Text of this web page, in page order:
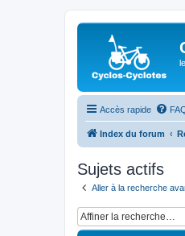
Accès rapide
Index du forum
Sujets actifs
Aller à la recherche